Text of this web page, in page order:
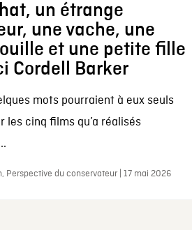
un étrange
une vache, une
et une petite fille
Cordell Barker
mots pourraient à eux seuls
les cinq films qu’a réalisés
Perspective du conservateur | 17 mai 2026